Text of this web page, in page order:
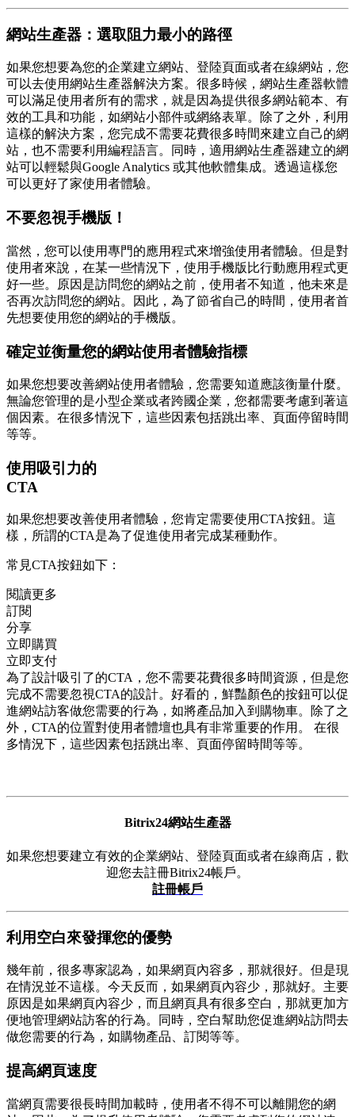
網站生產器：選取阻力最小的路徑
如果您想要為您的企業建立網站、登陸頁面或者在線網站，您
可以去使用網站生產器解決方案。很多時候，網站生產器軟體
可以滿足使用者所有的需求，就是因為提供很多網站範本、有
效的工具和功能，如網站小部件或網絡表單。除了之外，利用
這樣的解決方案，您完成不需要花費很多時間來建立自己的網
站，也不需要利用編程語言。同時，適用網站生產器建立的網
站可以輕鬆與Google Analytics 或其他軟體集成。透過這樣您
可以更好了家使用者體驗。
不要忽視手機版！
當然，您可以使用專門的應用程式來增強使用者體驗。但是對
使用者來說，在某一些情況下，使用手機版比行動應用程式更
好一些。原因是訪問您的網站之前，使用者不知道，他未來是
否再次訪問您的網站。因此，為了節省自己的時間，使用者首
先想要使用您的網站的手機版。
確定並衡量您的網站使用者體驗指標
如果您想要改善網站使用者體驗，您需要知道應該衡量什麼。
無論您管理的是小型企業或者跨國企業，您都需要考慮到著這
個因素。在很多情況下，這些因素包括跳出率、頁面停留時間
等等。
使用吸引力的
CTA
如果您想要改善使用者體驗，您肯定需要使用CTA按鈕。這
樣，所謂的CTA是為了促進使用者完成某種動作。
常見CTA按鈕如下：
閱讀更多
訂閱
分享
立即購買
立即支付
為了設計吸引了的CTA，您不需要花費很多時間資源，但是您
完成不需要忽視CTA的設計。好看的，鮮豔顏色的按鈕可以促
進網站訪客做您需要的行為，如將產品加入到購物車。除了之
外，CTA的位置對使用者體壇也具有非常重要的作用。 在很
多情況下，這些因素包括跳出率、頁面停留時間等等。
Bitrix24網站生產器
如果您想要建立有效的企業網站、登陸頁面或者在線商店，歡
迎您去註冊Bitrix24帳戶。
註冊帳戶
利用空白來發揮您的優勢
幾年前，很多專家認為，如果網頁內容多，那就很好。但是現
在情況並不這樣。今天反而，如果網頁內容少，那就好。主要
原因是如果網頁內容少，而且網頁具有很多空白，那就更加方
便地管理網站訪客的行為。同時，空白幫助您促進網站訪問去
做您需要的行為，如購物產品、訂閱等等。
提高網頁速度
當網頁需要很長時間加載時，使用者不得不可以離開您的網